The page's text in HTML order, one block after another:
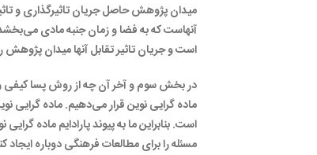
میدان پژوهش حاصل جریان تاثیرگذاری و
آنهاست که به فضا و زمان جنبه مادی
است و جریان تاثیر تقابل آنها میدان
در بخش سوم و آخر آن چه از روش پسا کیفی
ماده گرایی نوین قرار می‌دهیم. ماده گرایی
است. بنابراین ما به پیوند پارادایم ماده
مسئله را برای مطالعات فرهنگی دوباره